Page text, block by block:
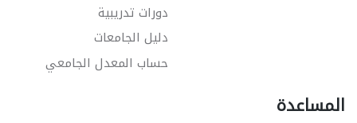
دورات تدريبية
دليل الجامعات
حساب المعدل الجامعي
المساعدة